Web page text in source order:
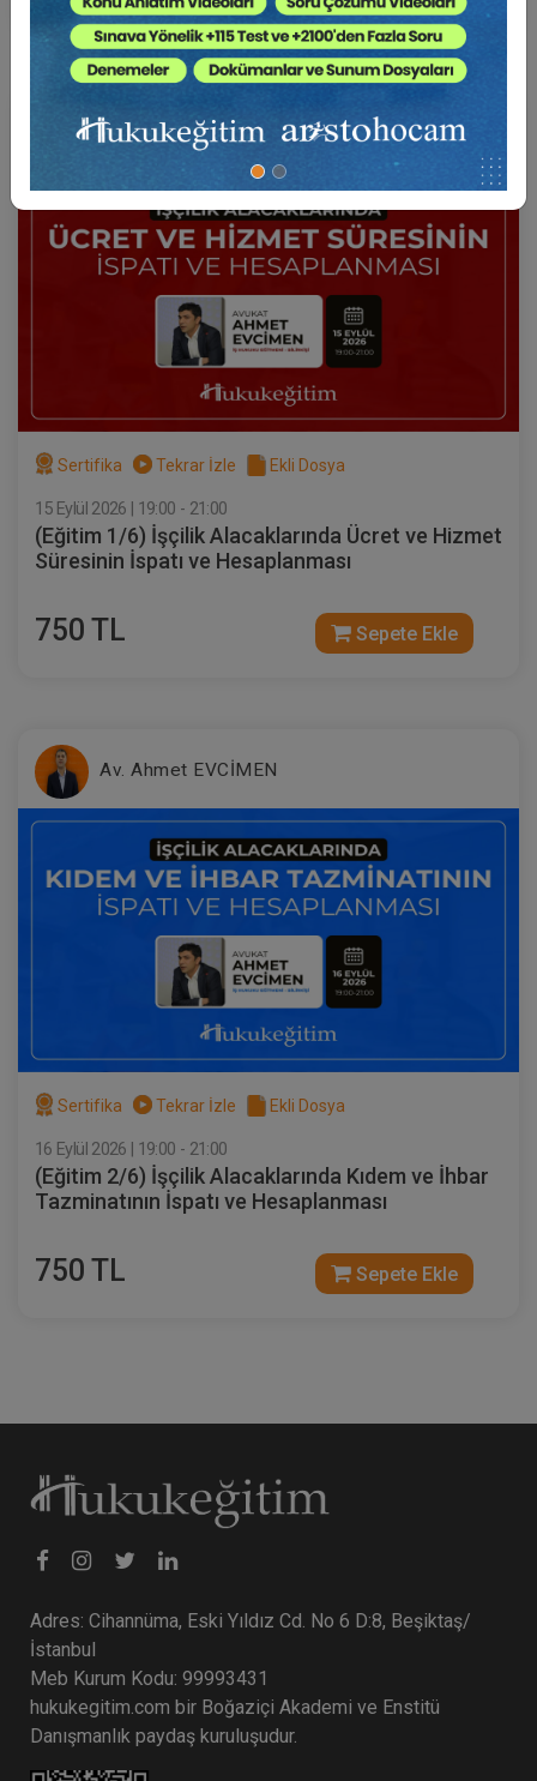
Av. Ahmet EVCİMEN
Sertifika Tekrar İzle Ekli Dosya
15 Eylül 2026 | 19:00 - 21:00
(Eğitim 1/6) İşçilik Alacaklarında Ücret ve Hizmet
Süresinin İspatı ve Hesaplanması
750 TL Sepete Ekle
Av. Ahmet EVCİMEN
Sertifika Tekrar İzle Ekli Dosya
16 Eylül 2026 | 19:00 - 21:00
(Eğitim 2/6) İşçilik Alacaklarında Kıdem ve İhbar
Tazminatının İspatı ve Hesaplanması
750 TL Sepete Ekle
Adres: Cihannüma, Eski Yıldız Cd. No 6 D:8, Beşiktaş/
İstanbul
Meb Kurum Kodu: 99993431
hukukegitim.com bir Boğaziçi Akademi ve Enstitü
Danışmanlık paydaş kuruluşudur.